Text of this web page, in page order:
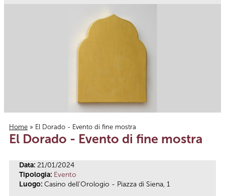
Tu sei qui
Home » El Dorado - Evento di fine mostra
El Dorado - Evento di fine mostra
Data: 21/01/2024
Tipologia: Evento
Luogo: Casino dell'Orologio - Piazza di Siena, 1